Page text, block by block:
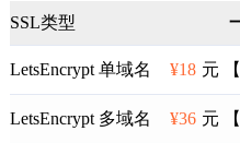
SSL类型
LetsEncrypt 单域名 ¥18 元 【
LetsEncrypt 多域名 ¥36 元 【